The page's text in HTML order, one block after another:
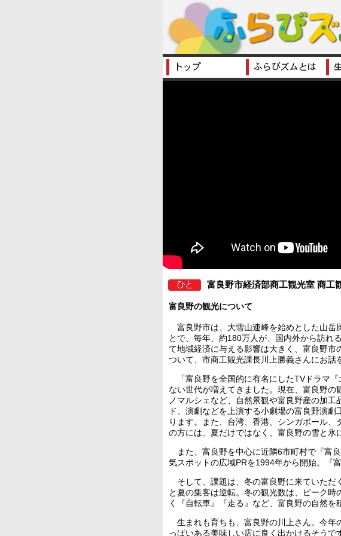
富良野市経済部商工観光室 商工
富良野の観光について
富良野市は、大雪山連峰を始めとした山岳
とで、毎年、約180万人が、国内外から訪れ
て地域経済に与える影響は大きく、富良野
ついて、市商工観光課長川上勝義さんにお話
「富良野を全国的に有名にしたTVドラマ
ない世代が増えてきました。現在、富良野
ノマルシェなど、自然景観や富良野産の加
ド、演劇などを上演する小劇場の富良野演
ります。また、台湾、香港、シンガポール
の方には、夏だけではなく、富良野の雪と氷
また、富良野を中心に近隣6市町村で『富
気スポットの広域PRを1994年から開始。『
そして、課題は、冬の富良野に来ていただ
と夏の集客は逆転。冬の観光数は、ピーク
く『自転車』『走る』など、富良野の自然を
生まれも育ちも、富良野の川上さん。今年
っぱいある美味しい店に良く出かけるそう